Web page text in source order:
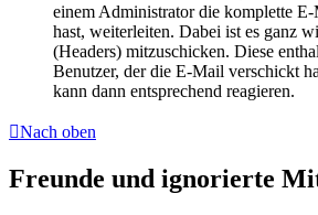
einem Administrator die komplette
hast, weiterleiten. Dabei ist es ganz
(Headers) mitzuschicken. Diese
Benutzer, der die E-Mail verschickt
kann dann entsprechend reagieren.
Nach oben
Freunde und ignorierte